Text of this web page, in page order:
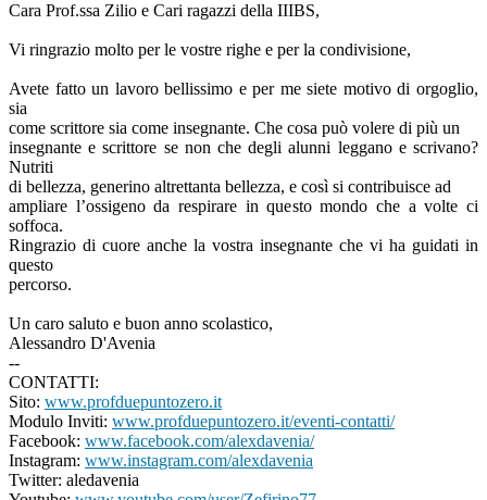
Cara Prof.ssa Zilio e Cari ragazzi della IIIBS,
Vi ringrazio molto per le vostre righe e per la condivisione,
Avete fatto un lavoro bellissimo e per me siete motivo di orgoglio,
sia
come scrittore sia come insegnante. Che cosa può volere di più un
insegnante e scrittore se non che degli alunni leggano e scrivano?
Nutriti
di bellezza, generino altrettanta bellezza, e così si contribuisce ad
ampliare l’ossigeno da respirare in questo mondo che a volte ci
soffoca.
Ringrazio di cuore anche la vostra insegnante che vi ha guidati in
questo
percorso.
Un caro saluto e buon anno scolastico,
Alessandro D'Avenia
--
CONTATTI:
Sito: www.profduepuntozero.it
Modulo Inviti: www.profduepuntozero.it/eventi-contatti/
Facebook: www.facebook.com/alexdavenia/
Instagram: www.instagram.com/alexdavenia
Twitter: aledavenia